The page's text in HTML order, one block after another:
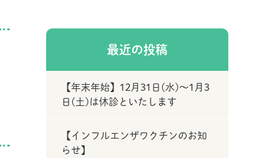
最近の投稿
【年末年始】12月31日(水)～1月3
日(土)は休診といたします
【インフルエンザワクチンのお知
らせ】